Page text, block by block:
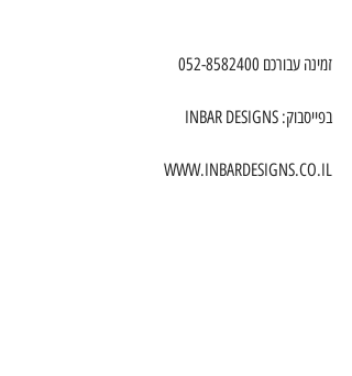
זמינה עבורכם 052-8582400
בפייסבוק: INBAR DESIGNS
WWW.INBARDESIGNS.CO.IL